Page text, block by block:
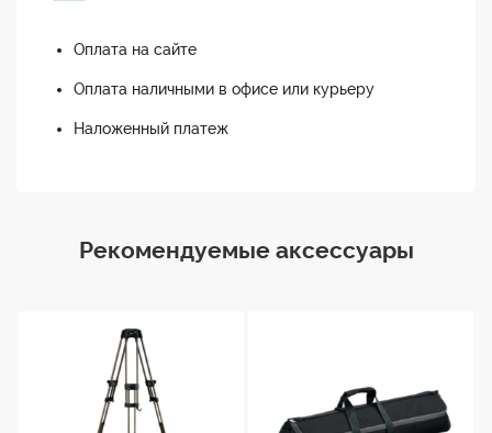
Оплата на сайте
Оплата наличными в офисе или курьеру
Наложенный платеж
Рекомендуемые аксессуары